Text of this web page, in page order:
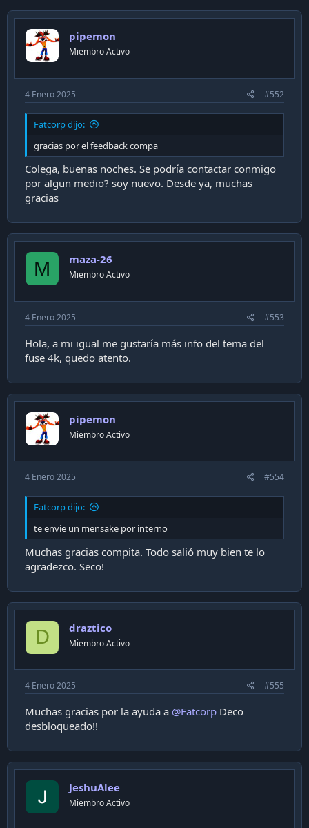
pipemon
Miembro Activo
4 Enero 2025 #552
Fatcorp dijo:
gracias por el feedback compa
Colega, buenas noches. Se podría contactar conmigo
por algun medio? soy nuevo. Desde ya, muchas
gracias
M maza-26
Miembro Activo
4 Enero 2025 #553
Hola, a mi igual me gustaría más info del tema del
fuse 4k, quedo atento.
pipemon
Miembro Activo
4 Enero 2025 #554
Fatcorp dijo:
te envie un mensake por interno
Muchas gracias compita. Todo salió muy bien te lo
agradezco. Seco!
D draztico
Miembro Activo
4 Enero 2025 #555
Muchas gracias por la ayuda a @Fatcorp Deco
desbloqueado!!
JeshuAlee
Miembro Activo